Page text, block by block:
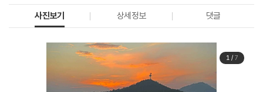
사진보기 상세정보 댓글
1/ 7